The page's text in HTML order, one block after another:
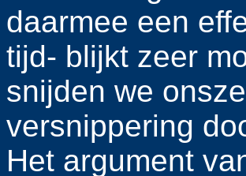
daarmee een
tijd- blijkt zeer
snijden we
versnippering
Het argument